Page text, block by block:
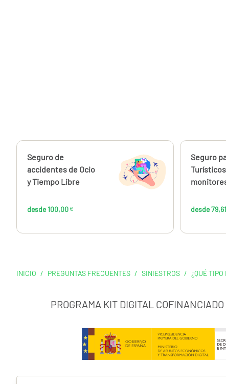
Calcúlalo ahora
Seguro de
accidentes de Ocio
y Tiempo Libre
desde 100,00 €
100,00
Calcúlalo
Seguro
desde 79,61
INICIO / PREGUNTAS FRECUENTES / SINIESTROS / ¿QUÉ
PROGRAMA KIT DIGITAL